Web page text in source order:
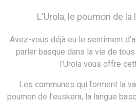
L'Urola, le poumon de la
Avez-vous déjà eu le sentiment
parler basque dans la vie de
l’Urola vous offre
Les communes qui forment la
poumon de l’euskera, la langue